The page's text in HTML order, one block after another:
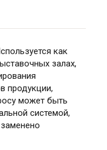
как
залах,
продукции,
может быть
системой,